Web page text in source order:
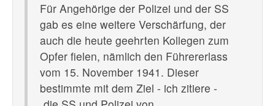
Für Angehörige der Polizei und der SS
gab es eine weitere Verschärfung, der
auch die heute geehrten Kollegen zum
Opfer fielen, nämlich den Führererlass
vom 15. November 1941. Dieser
bestimmte mit dem Ziel - ich zitiere -